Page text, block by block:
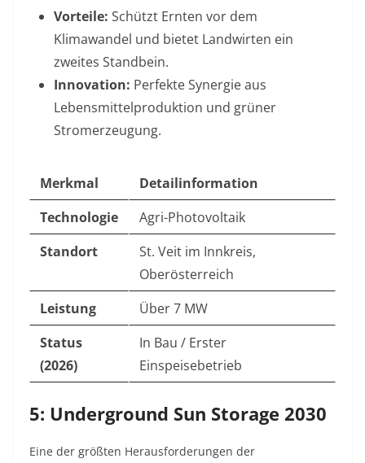
Vorteile: Schützt Ernten vor dem
Klimawandel und bietet Landwirten ein
zweites Standbein.
Innovation: Perfekte Synergie aus
Lebensmittelproduktion und grüner
Stromerzeugung.
Merkmal
Detailinformation
Technologie
Agri-Photovoltaik
Standort
St. Veit im Innkreis,
Oberösterreich
Leistung
Über 7 MW
Status
(2026)
In Bau / Erster
Einspeisebetrieb
5: Underground Sun Storage 2030
Eine der größten Herausforderungen der